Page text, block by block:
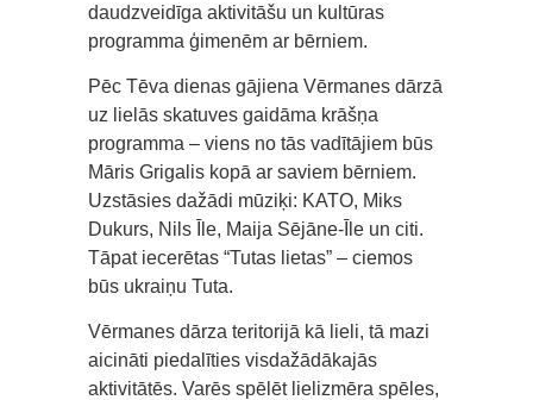
daudzveidīga aktivitāšu un kultūras
programma ģimenēm ar bērniem.
Pēc Tēva dienas gājiena Vērmanes dārzā
uz lielās skatuves gaidāma krāšņa
programma – viens no tās vadītājiem būs
Māris Grigalis kopā ar saviem bērniem.
Uzstāsies dažādi mūziķi: KATO, Miks
Dukurs, Nils Īle, Maija Sējāne-Īle un citi.
Tāpat iecerētas “Tutas lietas” – ciemos
būs ukraiņu Tuta.
Vērmanes dārza teritorijā kā lieli, tā mazi
aicināti piedalīties visdažādākajās
aktivitātēs. Varēs spēlēt lielizmēra spēles,